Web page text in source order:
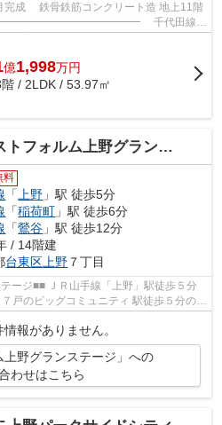
広町】駅より...
億1,998万円
/ 2LDK / 53.97㎡
フォルム上野グランステージ
料
「 上野 」駅 徒歩5分
「稲荷町 」駅 徒歩6分
「鶯谷 」駅 徒歩12分
/ 14階建
台東区 上野 ７丁目
」駅徒歩５分
報がありません。
上野グランステージ」への
わせはこちら